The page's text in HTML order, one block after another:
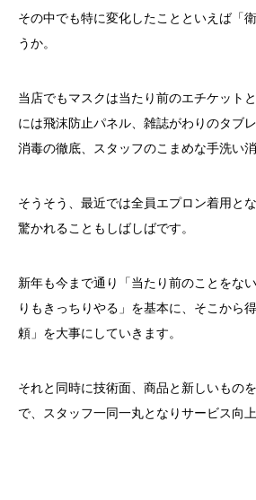
その中でも特に変化したことといえば「
うか。
当店でもマスクは当たり前のエチケット
には飛沫防止パネル、雑誌がわりのタブ
消毒の徹底、スタッフのこまめな手洗い
そうそう、最近では全員エプロン着用と
驚かれることもしばしばです。
新年も今まで通り「当たり前のことをな
りもきっちりやる」を基本に、そこから
頼」を大事にしていきます。
それと同時に技術面、商品と新しいもの
で、スタッフ一同一丸となりサービス向